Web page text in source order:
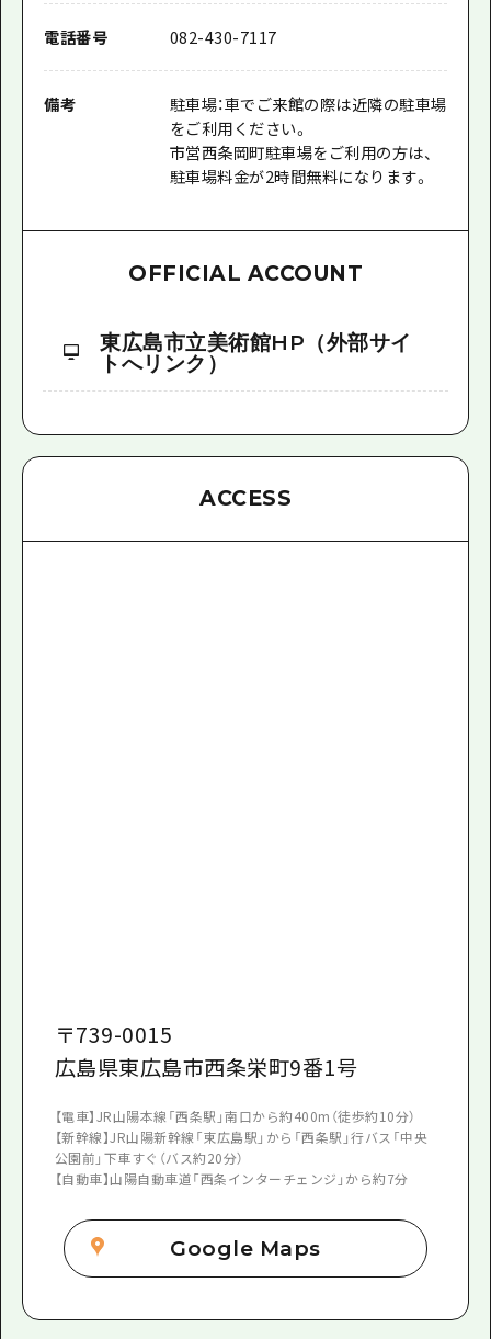
電話番号 082-430-7117
備考
駐車場：車でご来館の際は近隣の駐車場
をご利用ください。
市営西条岡町駐車場をご利用の方は、
駐車場料金が2時間無料になります。
OFFICIAL ACCOUNT
東広島市立美術館HP（外部サイ
トへリンク）
ACCESS
〒739-0015
広島県東広島市西条栄町9番1号
【電車】JR山陽本線「西条駅」南口から約400m（徒歩約10分）
【新幹線】JR山陽新幹線「東広島駅」から「西条駅」行バス「中央
公園前」下車すぐ（バス約20分）
【自動車】山陽自動車道「西条インターチェンジ」から約7分
Google Maps